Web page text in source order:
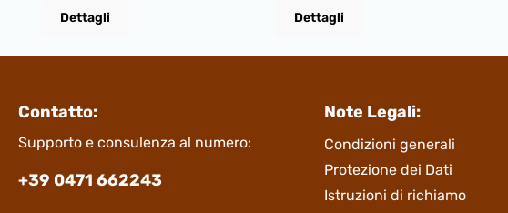
Dettagli Dettagli
Contatto:
Supporto e consulenza al numero:
+39 0471 662243
Note Legali:
Condizioni generali
Protezione dei Dati
Istruzioni di richiamo